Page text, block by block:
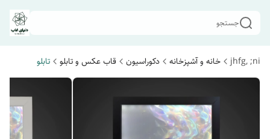
جستجو
jhfg, ;ni خانه و آشپزخانه دکوراسیون قاب عکس و تابلو تابلو